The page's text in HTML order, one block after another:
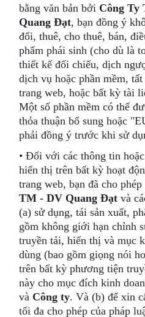
bằng văn bản bởi Công Ty
Quang Đạt , bạn đồng ý
đổi, thuê, cho thuê, bán,
phẩm phái sinh (cho dù là
thiết kế đối chiếu, dịch
dịch vụ hoặc phần mềm,
trang web, hoặc bất kỳ tài
Một số phần mềm có thể
thỏa thuận bổ sung hoặc
phải đồng ý trước khi sử
• Đối với các thông tin
hiển thị trên bất kỳ hoạt
trang web, bạn đã cho phép
TM - DV Quang Đạt và
(a) sử dụng, tái sản xuất,
gồm không giới hạn chỉnh
truyền tải, hiển thị và mục
dùng (bao gồm giọng nói
trên bất kỳ phương tiện
này cho mục đích kinh
và Công ty. Và (b) để xin
tối đa cho phép của pháp